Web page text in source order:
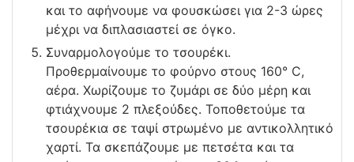
και το αφήνουμε να φουσκώσει για 2-3 ώρες
μέχρι να διπλασιαστεί σε όγκο.
Συναρμολογούμε το τσουρέκι.
Προθερμαίνουμε το φούρνο στους 160° C,
αέρα. Χωρίζουμε το ζυμάρι σε δύο μέρη και
φτιάχνουμε 2 πλεξούδες. Τοποθετούμε τα
τσουρέκια σε ταψί στρωμένο με αντικολλητικό
χαρτί. Τα σκεπάζουμε με πετσέτα και τα